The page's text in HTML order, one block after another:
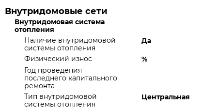
Внутридомовые сети
Внутридомовая система
отопления
Наличие внутридомовой
системы отопления
Да
Физический износ
%
Год проведения
последнего капитального
ремонта
Тип внутридомовой
системы отопления
Центральная